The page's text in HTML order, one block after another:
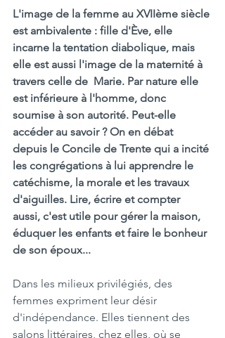
L'image de la femme au XVIIème siècle
est ambivalente : fille d'Ève, elle
incarne la tentation diabolique, mais
elle est aussi l'image de la maternité à
travers celle de  Marie. Par nature elle
est inférieure à l'homme, donc
soumise à son autorité. Peut-elle
accéder au savoir ? On en débat
depuis le Concile de Trente qui a incité
les congrégations à lui apprendre le
catéchisme, la morale et les travaux
d'aiguilles. Lire, écrire et compter
aussi, c'est utile pour gérer la maison,
éduquer les enfants et faire le bonheur
de son époux...
Dans les milieux privilégiés, des
femmes expriment leur désir
d'indépendance. Elles tiennent des
salons littéraires, chez elles, où se